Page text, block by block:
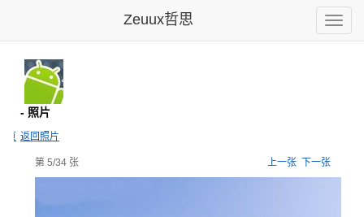
Toggle
Zeuux哲思
- 照片
页 返回照片
第 5/34 张 上一张 下一张